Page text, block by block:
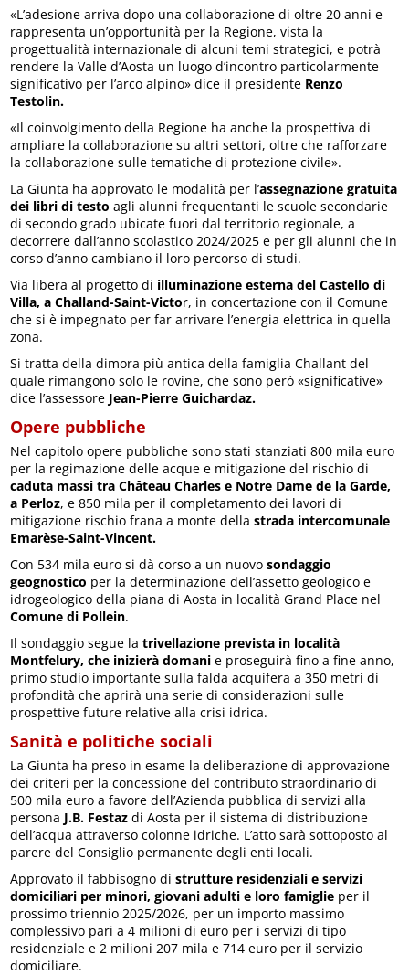
«L’adesione arriva dopo una collaborazione di oltre 20 anni e
rappresenta un’opportunità per la Regione, vista la
progettualità internazionale di alcuni temi strategici, e potrà
rendere la Valle d’Aosta un luogo d’incontro particolarmente
significativo per l’arco alpino» dice il presidente Renzo
Testolin.
«Il coinvolgimento della Regione ha anche la prospettiva di
ampliare la collaborazione su altri settori, oltre che rafforzare
la collaborazione sulle tematiche di protezione civile».
La Giunta ha approvato le modalità per l’assegnazione gratuita
dei libri di testo agli alunni frequentanti le scuole secondarie
di secondo grado ubicate fuori dal territorio regionale, a
decorrere dall’anno scolastico 2024/2025 e per gli alunni che in
corso d’anno cambiano il loro percorso di studi.
Via libera al progetto di illuminazione esterna del Castello di
Villa, a Challand-Saint-Victor, in concertazione con il Comune
che si è impegnato per far arrivare l’energia elettrica in quella
zona.
Si tratta della dimora più antica della famiglia Challant del
quale rimangono solo le rovine, che sono però «significative»
dice l’assessore Jean-Pierre Guichardaz.
Opere pubbliche
Nel capitolo opere pubbliche sono stati stanziati 800 mila euro
per la regimazione delle acque e mitigazione del rischio di
caduta massi tra Château Charles e Notre Dame de la Garde,
a Perloz, e 850 mila per il completamento dei lavori di
mitigazione rischio frana a monte dellastrada intercomunale
Emarèse-Saint-Vincent.
Con 534 mila euro si dà corso a un nuovosondaggio
geognostico per la determinazione dell’assetto geologico e
idrogeologico della piana di Aosta in località Grand Place nel
Comune di Pollein.
Il sondaggio segue latrivellazione prevista in località
Montfelury, che inizierà domani e proseguirà fino a fine anno,
primo studio importante sulla falda acquifera a 350 metri di
profondità che aprirà una serie di considerazioni sulle
prospettive future relative alla crisi idrica.
Sanità e politiche sociali
La Giunta ha preso in esame la deliberazione di approvazione
dei criteri per la concessione del contributo straordinario di
500 mila euro a favore dell’Azienda pubblica di servizi alla
persona J.B. Festaz di Aosta per il sistema di distribuzione
dell’acqua attraverso colonne idriche. L’atto sarà sottoposto al
parere del Consiglio permanente degli enti locali.
Approvato il fabbisogno distrutture residenziali e servizi
domiciliari per minori, giovani adulti e loro famiglie per il
prossimo triennio 2025/2026, per un importo massimo
complessivo pari a 4 milioni di euro per i servizi di tipo
residenziale e 2 milioni 207 mila e 714 euro per il servizio
domiciliare.